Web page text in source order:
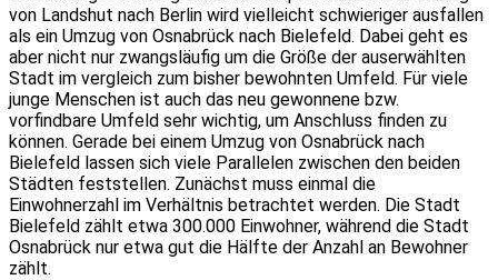
von Landshut nach Berlin wird vielleicht schwieriger ausfallen
als ein Umzug von Osnabrück nach Bielefeld. Dabei geht es
aber nicht nur zwangsläufig um die Größe der auserwählten
Stadt im vergleich zum bisher bewohnten Umfeld. Für viele
junge Menschen ist auch das neu gewonnene bzw.
vorfindbare Umfeld sehr wichtig, um Anschluss finden zu
können. Gerade bei einem Umzug von Osnabrück nach
Bielefeld lassen sich viele Parallelen zwischen den beiden
Städten feststellen. Zunächst muss einmal die
Einwohnerzahl im Verhältnis betrachtet werden. Die Stadt
Bielefeld zählt etwa 300.000 Einwohner, während die Stadt
Osnabrück nur etwa gut die Hälfte der Anzahl an Bewohner
zählt.